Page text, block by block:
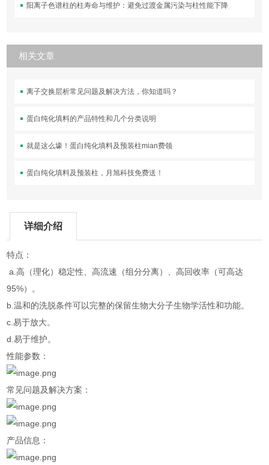
阳离子色谱柱的柱寿命与维护：避免过渡金属污染与柱性能下降
相关文章
离子交换层析常见问题及解决方法，你知道吗？
蛋白纯化填料的产品特性和几个分类说明
就是这么壕！蛋白纯化填料及预装柱mian费领
蛋白纯化填料及预装柱，月旭科技免费送！
详细介绍
特点：
a.高（理化）稳定性、高流速（组分分离）、高回收率（可高达
95%）。
b.温和的洗脱条件可以完整的保留生物大分子生物学活性和功能。
c.易于放大。
d.易于维护。
性能参数：
常见问题及解决方案：
产品信息：